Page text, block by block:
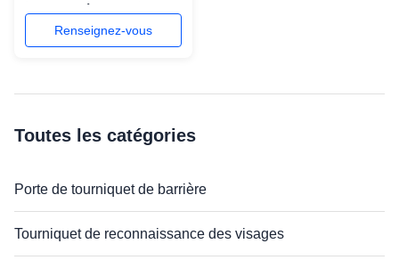
Hcw Anti-écrasement
Sécurité Ss304 Canal
d'induction 40w
Renseignez-vous
Toutes les catégories
Porte de tourniquet de barrière
Tourniquet de reconnaissance des visages